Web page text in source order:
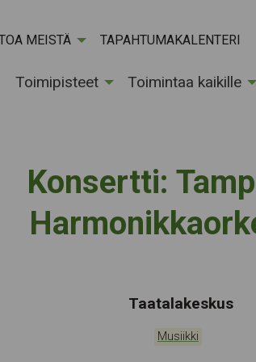
MEISTÄ TAPAHTUMAKALENTERI
Toimipisteet Toimintaa kaikille
Konsertti:
Tapahtumapaikka:
Taatalakeskus
Kategoriat:
Musiikki